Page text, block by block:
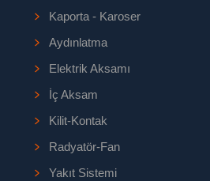
Kaporta - Karoser
Aydınlatma
Elektrik Aksamı
İç Aksam
Kilit-Kontak
Radyatör-Fan
Yakıt Sistemi